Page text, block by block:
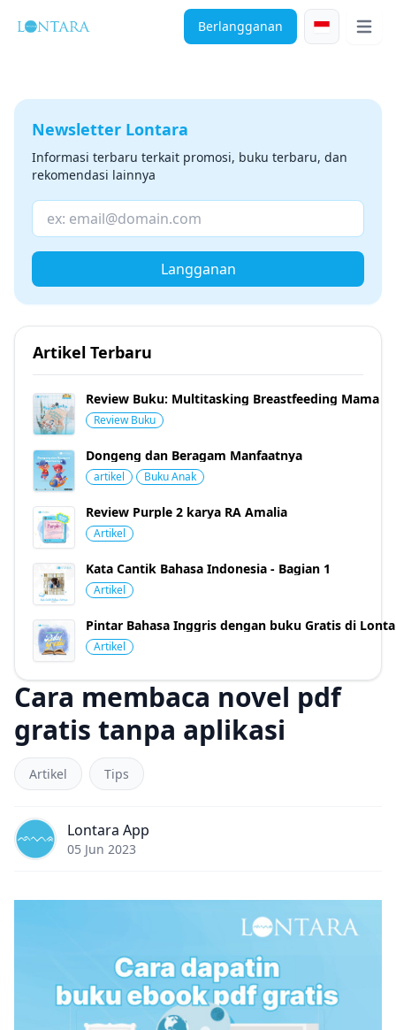
Berlangganan Open
Cara membaca novel pdf
gratis tanpa aplikasi
Artikel Tips
Lontara App
05 Jun 2023
Newsletter Lontara
Informasi terbaru terkait promosi, buku terbaru, dan
rekomendasi lainnya
Langganan
Artikel Terbaru
Review Buku: Multitasking Breastfeeding Mama
Review Buku
Dongeng dan Beragam Manfaatnya
artikel Buku Anak
Review Purple 2 karya RA Amalia
Artikel
Kata Cantik Bahasa Indonesia - Bagian 1
Artikel
Pintar Bahasa Inggris dengan buku Gratis di
Artikel